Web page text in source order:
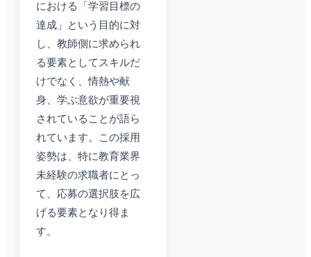
における「学習目標の
達成」という目的に対
し、教師側に求められ
る要素としてスキルだ
けでなく、情熱や献
身、学ぶ意欲が重要視
されていることが語ら
れています。この採用
姿勢は、特に教育業界
未経験の求職者にとっ
て、応募の選択肢を広
げる要素となり得ま
す。